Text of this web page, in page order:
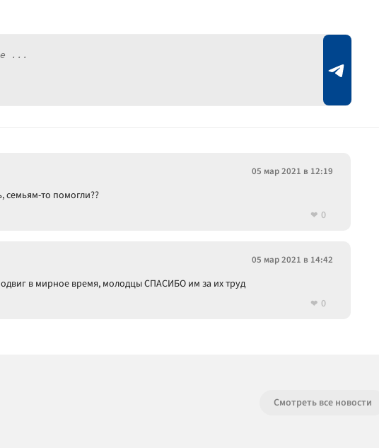
05 мар 2021 в 12:19
семьям-то помогли??
0
05 мар 2021 в 14:42
в мирное время, молодцы СПАСИБО им за их труд
0
Смотреть все новости